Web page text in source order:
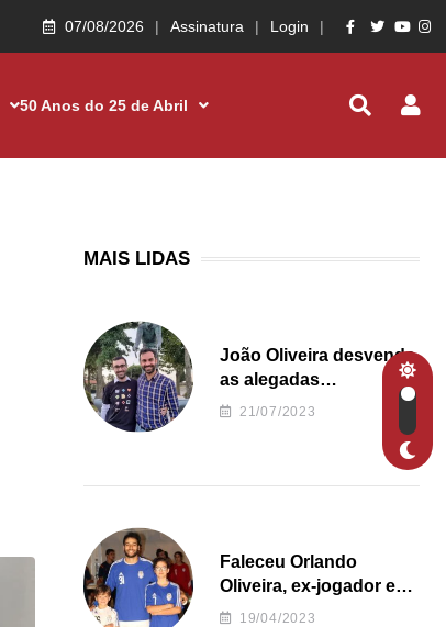
07/08/2026 Assinatura Login
50 Anos do 25 de Abril
MAIS LIDAS
João Oliveira desvenda
as alegadas
irregularidades da
Junta de Freguesia S.
21/07/2023
Faleceu Orlando
Oliveira, ex-jogador e
treinador da formação
19/04/2023